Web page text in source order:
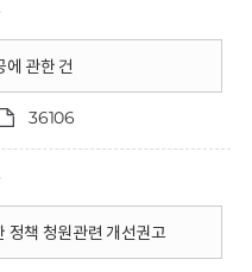
관한 건
36106
정책 청원관련 개선권고